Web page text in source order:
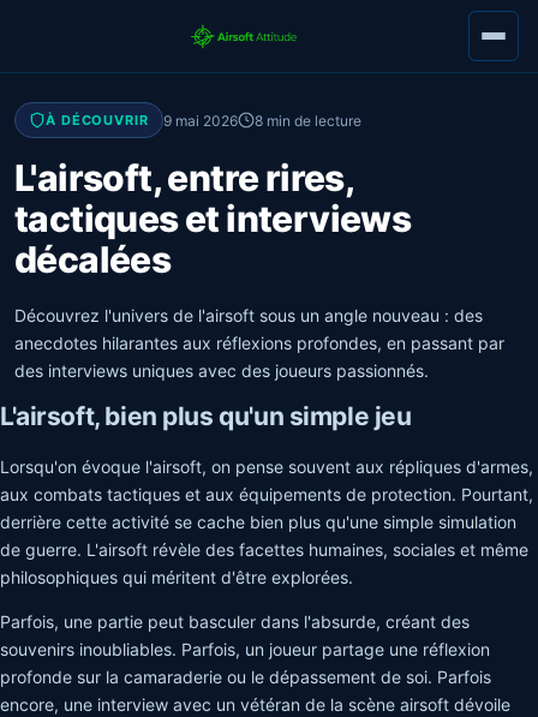
À DÉCOUVRIR 9 mai 2026 8 min de lecture
L'airsoft, entre rires,
tactiques et interviews
décalées
Découvrez l'univers de l'airsoft sous un angle nouveau : des
anecdotes hilarantes aux réflexions profondes, en passant par
des interviews uniques avec des joueurs passionnés.
L'airsoft, bien plus qu'un simple jeu
Lorsqu'on évoque l'airsoft, on pense souvent aux répliques d'armes,
aux combats tactiques et aux équipements de protection. Pourtant,
derrière cette activité se cache bien plus qu'une simple simulation
de guerre. L'airsoft révèle des facettes humaines, sociales et même
philosophiques qui méritent d'être explorées.
Parfois, une partie peut basculer dans l'absurde, créant des
souvenirs inoubliables. Parfois, un joueur partage une réflexion
profonde sur la camaraderie ou le dépassement de soi. Parfois
encore, une interview avec un vétéran de la scène airsoft dévoile